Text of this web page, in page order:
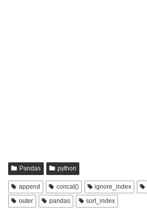
Pandas python
append concat() ignore_index
outer
pandas sort_index